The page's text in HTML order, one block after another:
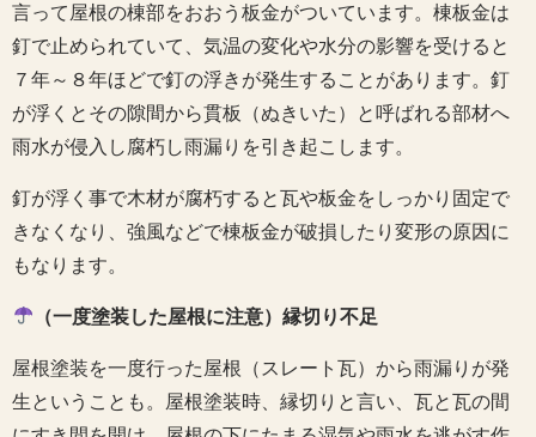
言って屋根の棟部をおおう板金がついています。棟板金は
釘で止められていて、気温の変化や水分の影響を受けると
７年～８年ほどで釘の浮きが発生することがあります。釘
が浮くとその隙間から貫板（ぬきいた）と呼ばれる部材へ
雨水が侵入し腐朽し雨漏りを引き起こします。
釘が浮く事で木材が腐朽すると瓦や板金をしっかり固定で
きなくなり、強風などで棟板金が破損したり変形の原因に
もなります。
（一度塗装した屋根に注意）縁切り不足
屋根塗装を一度行った屋根（スレート瓦）から雨漏りが発
生ということも。屋根塗装時、縁切りと言い、瓦と瓦の間